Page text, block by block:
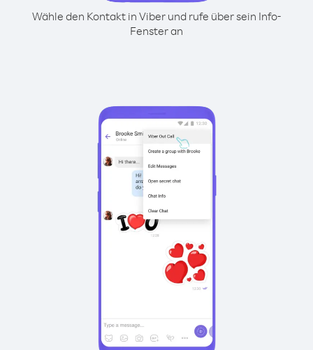
Wähle den Kontakt in Viber und rufe über sein Info-
Fenster an